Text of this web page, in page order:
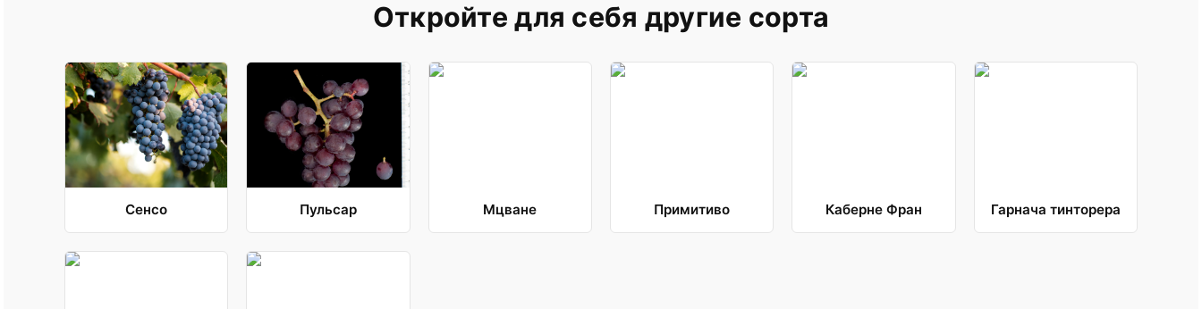
Откройте для себя другие сорта
Сенсо Пульсар Мцване Примитиво Каберне Фран Гарнача тинторера